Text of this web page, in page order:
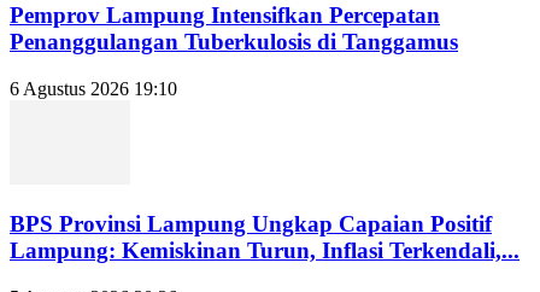
Pemprov Lampung Intensifkan Percepatan
Penanggulangan Tuberkulosis di Tanggamus
6 Agustus 2026 19:10
BPS Provinsi Lampung Ungkap Capaian Positif
Lampung: Kemiskinan Turun, Inflasi Terkendali,...